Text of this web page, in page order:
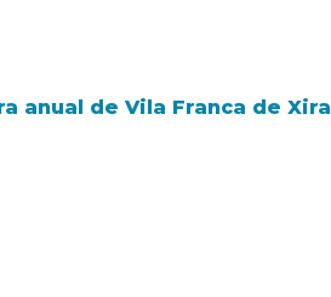
anual de Vila Franca de Xira